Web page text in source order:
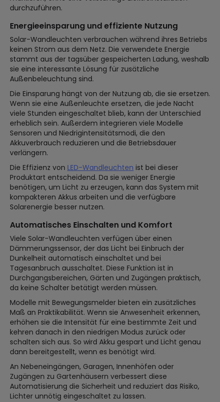
durchzuführen.
Energieeinsparung und effiziente Nutzung
Solar-Wandleuchten verbrauchen während ihres Betriebs
keinen Strom aus dem Netz. Die verwendete Energie
stammt aus der tagsüber gespeicherten Ladung, weshalb
sie eine interessante Lösung für zusätzliche
Außenbeleuchtung sind.
Die Einsparung hängt von der Nutzung ab, die sie ersetzen.
Wenn sie eine Außenleuchte ersetzen, die jede Nacht
viele Stunden eingeschaltet blieb, kann der Unterschied
erheblich sein. Außerdem integrieren viele Modelle
Sensoren und Niedrigintensitätsmodi, die den
Akkuverbrauch reduzieren und die Betriebsdauer
verlängern.
Die Effizienz von LED-Wandleuchten ist bei dieser
Produktart entscheidend. Da sie weniger Energie
benötigen, um Licht zu erzeugen, kann das System mit
kompakteren Akkus arbeiten und die verfügbare
Solarenergie besser nutzen.
Automatisches Einschalten und Komfort
Viele Solar-Wandleuchten verfügen über einen
Dämmerungssensor, der das Licht bei Einbruch der
Dunkelheit automatisch einschaltet und bei
Tagesanbruch ausschaltet. Diese Funktion ist in
Durchgangsbereichen, Gärten und Zugängen praktisch,
da keine Schalter betätigt werden müssen.
Modelle mit Bewegungsmelder bieten ein zusätzliches
Maß an Praktikabilität. Wenn sie Anwesenheit erkennen,
erhöhen sie die Intensität für eine bestimmte Zeit und
kehren danach in den niedrigen Modus zurück oder
schalten sich aus. So wird Akku gespart und Licht genau
dann bereitgestellt, wenn es benötigt wird.
An Nebeneingängen, Garagen, Innenhöfen oder
Zugängen zu Gartenhäusern verbessert diese
Automatisierung die Sicherheit und reduziert das Risiko,
Lichter unnötig eingeschaltet zu lassen.